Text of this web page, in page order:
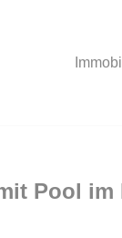
Pool